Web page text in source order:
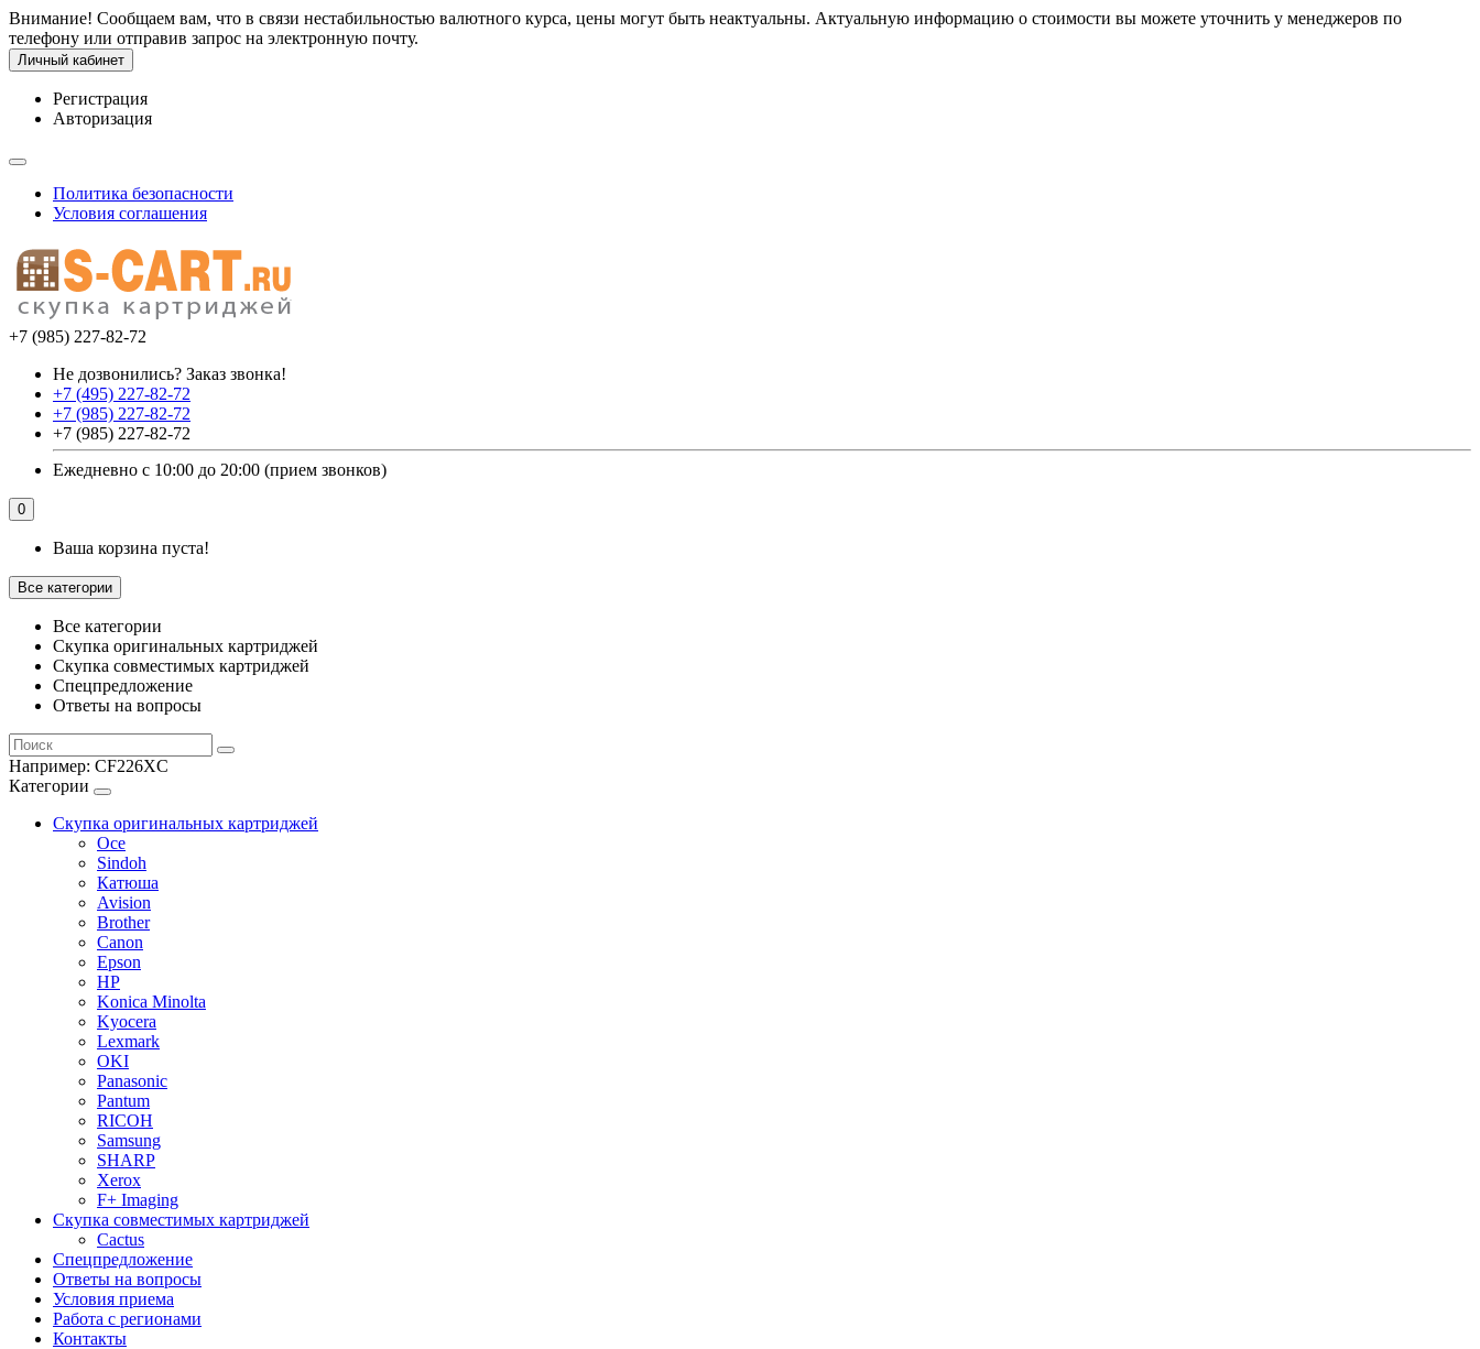
Внимание! Сообщаем вам, что в связи нестабильностью валютного курса, цены могут быть неактуальны. Актуальную информацию о стоимости вы можете уточнить у менеджеров по
телефону или отправив запрос на электронную почту.
Личный кабинет
Регистрация
Авторизация
Политика безопасности
Условия соглашения
+7 (985) 227-82-72
Не дозвонились? Заказ звонка!
+7 (495) 227-82-72
+7 (985) 227-82-72
+7 (985) 227-82-72
Ежедневно с 10:00 до 20:00 (прием звонков)
0
Ваша корзина пуста!
Все категории
Все категории
Скупка оригинальных картриджей
Скупка совместимых картриджей
Спецпредложение
Ответы на вопросы
Например: CF226XC
Категории
Скупка оригинальных картриджей
Oce
Sindoh
Катюша
Avision
Brother
Canon
Epson
HP
Konica Minolta
Kyocera
Lexmark
OKI
Panasonic
Pantum
RICOH
Samsung
SHARP
Xerox
F+ Imaging
Скупка совместимых картриджей
Cactus
Спецпредложение
Ответы на вопросы
Условия приема
Работа с регионами
Контакты